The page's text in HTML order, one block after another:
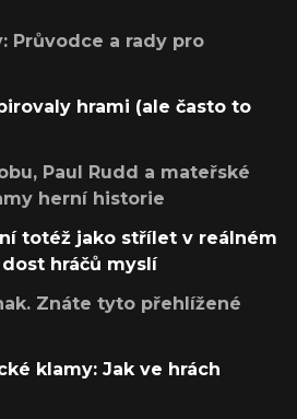
Průvodce a rady pro
hrami (ale často to
Paul Rudd a mateřské
herní historie
totéž jako střílet v reálném
hráčů myslí
Znáte tyto přehlížené
klamy: Jak ve hrách